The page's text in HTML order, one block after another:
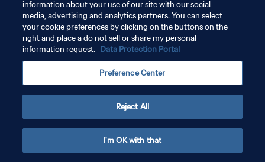
プライバシーポリシー
サービス利用規約
クッキー設定の管理
information about your use of our site with our social
media, advertising and analytics partners. You can select
your cookie preferences by clicking on the buttons on the
right and place a do not sell or share my personal
information request. Data Protection Portal
Preference Center
Reject All
I'm OK with that